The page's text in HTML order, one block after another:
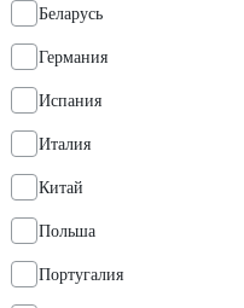
Беларусь
Германия
Испания
Италия
Китай
Польша
Португалия